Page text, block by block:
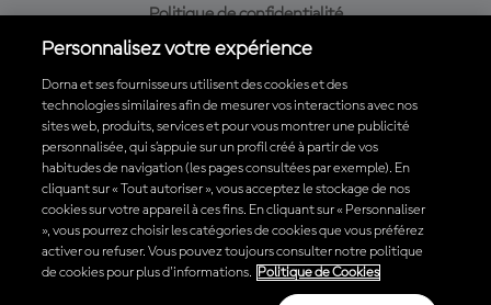
Politique de confidentialité
Politique d’achat
Télécharger l'appli officielle du MotoGP™
© 2026 MotoGP Sports Entertainment Group. Tous droits réservés.
Toutes les marques déposées sont la propriété de leurs détenteurs
respectifs.
Personnalisez votre expérience
Dorna et ses fournisseurs utilisent des cookies et des
technologies similaires afin de mesurer vos interactions avec nos
sites web, produits, services et pour vous montrer une publicité
personnalisée, qui s’appuie sur un profil créé à partir de vos
habitudes de navigation (les pages consultées par exemple). En
cliquant sur « Tout autoriser », vous acceptez le stockage de nos
cookies sur votre appareil à ces fins. En cliquant sur « Personnaliser
», vous pourrez choisir les catégories de cookies que vous préférez
activer ou refuser. Vous pouvez toujours consulter notre politique
de cookies pour plus d'informations.
Politique de Cookies